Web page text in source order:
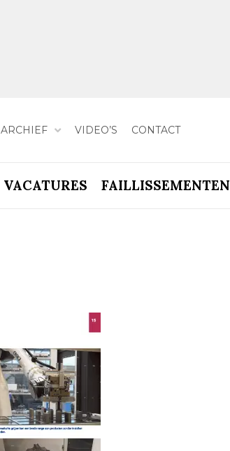
ARCHIEF VIDEO’S CONTACT
VACATURES FAILLISSEMENTEN